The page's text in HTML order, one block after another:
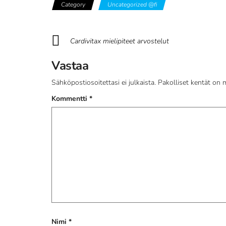
Category Uncategorized @fi
Cardivitax mielipiteet arvostelut
Vastaa
Sähköpostiosoitettasi ei julkaista. Pakolliset kentät on
Kommentti *
Nimi *